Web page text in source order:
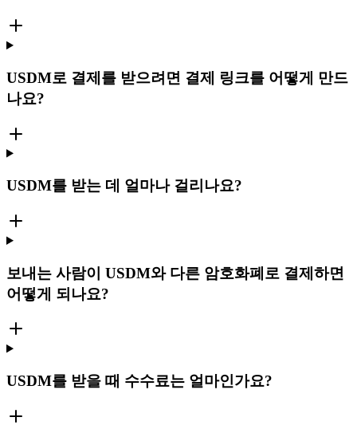
USDM로 결제를 받으려면 결제 링크를 어떻게 만드
나요?
USDM를 받는 데 얼마나 걸리나요?
보내는 사람이 USDM와 다른 암호화폐로 결제하면
어떻게 되나요?
USDM를 받을 때 수수료는 얼마인가요?